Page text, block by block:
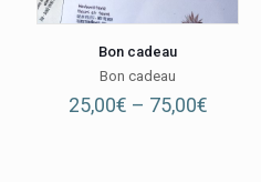
Bon cadeau
Bon cadeau
25,00€ – 75,00€Price